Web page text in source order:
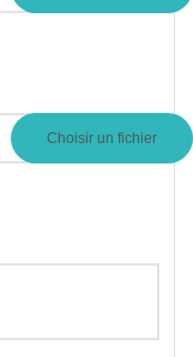
Choisir un fichier